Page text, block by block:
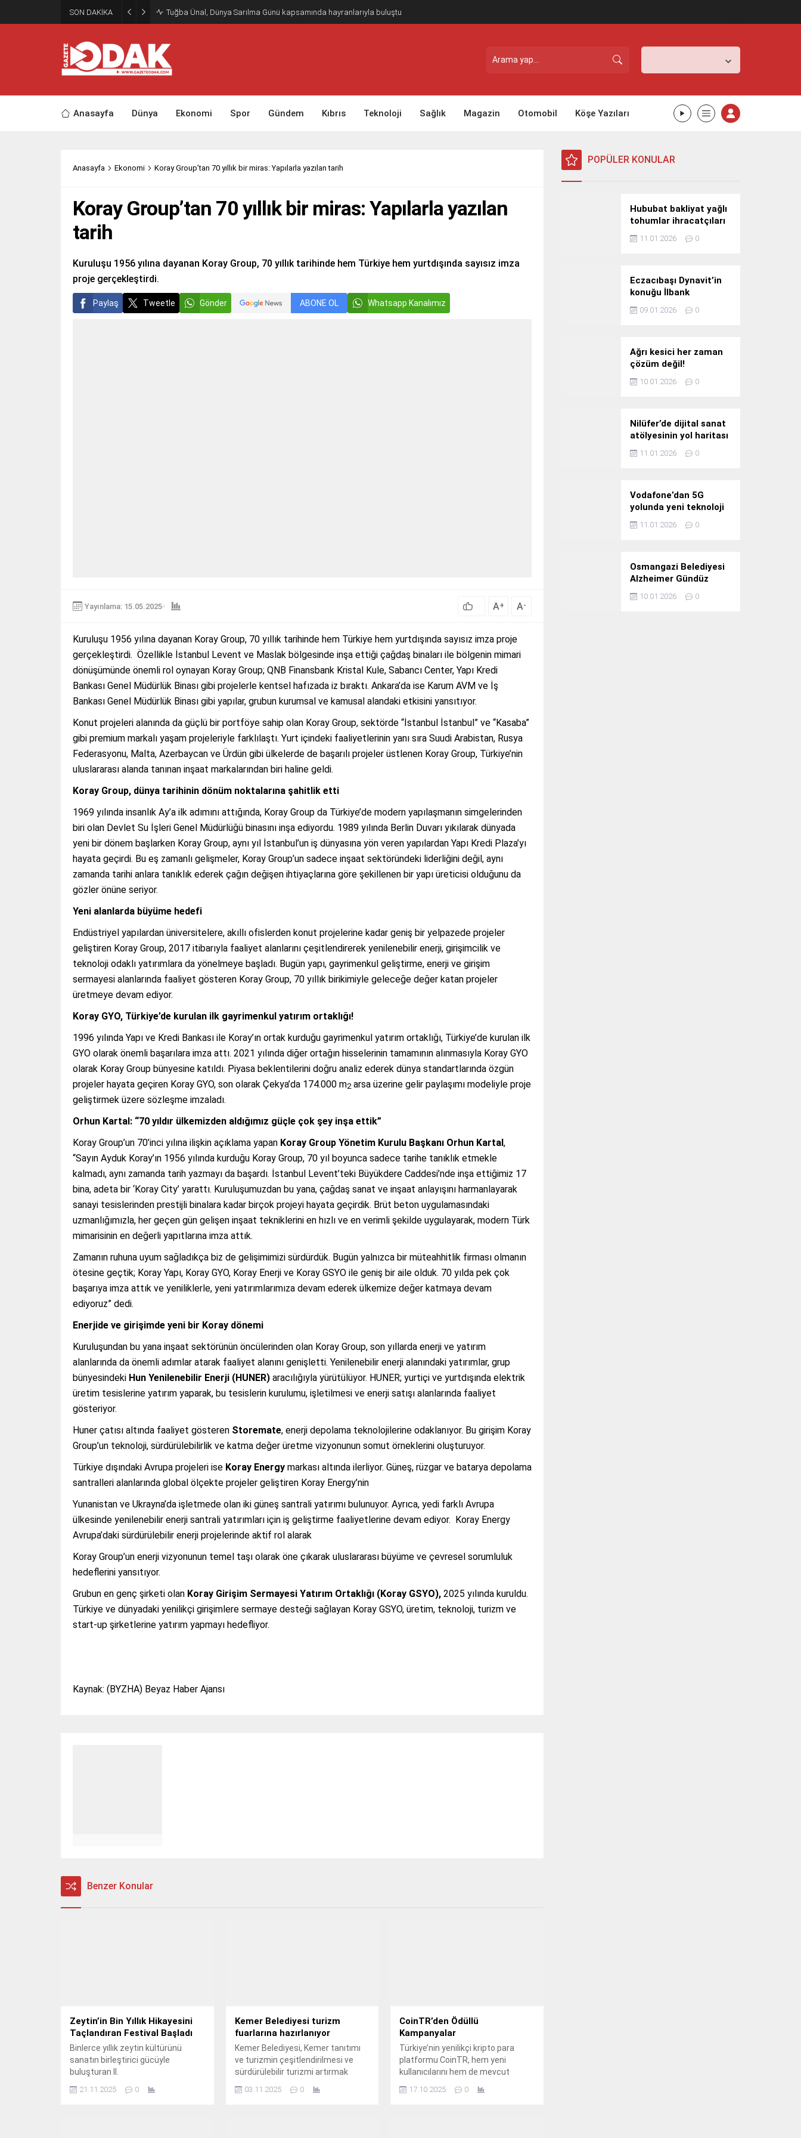
SON DAKİKA Tuğba Ünal, Dünya Sarılma Günü kapsamında hayranlarıyla buluştu
Anasayfa Dünya Ekonomi Spor Gündem Kıbrıs Teknoloji Sağlık Magazin Otomobil Köşe Yazıları
Anasayfa Ekonomi Koray Group’tan 70 yıllık bir miras: Yapılarla yazılan tarih
Koray Group’tan 70 yıllık bir miras: Yapılarla yazılan
tarih
Kuruluşu 1956 yılına dayanan Koray Group, 70 yıllık tarihinde hem Türkiye hem yurtdışında sayısız imza
proje gerçekleştirdi.
Paylaş Tweetle Gönder ABONE OL Whatsapp Kanalımız
Yayınlama: 15.05.2025 A+ A-
Kuruluşu 1956 yılına dayanan Koray Group, 70 yıllık tarihinde hem Türkiye hem yurtdışında sayısız imza proje
gerçekleştirdi. Özellikle İstanbul Levent ve Maslak bölgesinde inşa ettiği çağdaş binaları ile bölgenin mimari
dönüşümünde önemli rol oynayan Koray Group; QNB Finansbank Kristal Kule, Sabancı Center, Yapı Kredi
Bankası Genel Müdürlük Binası gibi projelerle kentsel hafızada iz bıraktı. Ankara’da ise Karum AVM ve İş
Bankası Genel Müdürlük Binası gibi yapılar, grubun kurumsal ve kamusal alandaki etkisini yansıtıyor.
Konut projeleri alanında da güçlü bir portföye sahip olan Koray Group, sektörde “İstanbul İstanbul” ve “Kasaba”
gibi premium markalı yaşam projeleriyle farklılaştı. Yurt içindeki faaliyetlerinin yanı sıra Suudi Arabistan, Rusya
Federasyonu, Malta, Azerbaycan ve Ürdün gibi ülkelerde de başarılı projeler üstlenen Koray Group, Türkiye’nin
uluslararası alanda tanınan inşaat markalarından biri haline geldi.
Koray Group, dünya tarihinin dönüm noktalarına şahitlik etti
1969 yılında insanlık Ay’a ilk adımını attığında, Koray Group da Türkiye’de modern yapılaşmanın simgelerinden
biri olan Devlet Su İşleri Genel Müdürlüğü binasını inşa ediyordu. 1989 yılında Berlin Duvarı yıkılarak dünyada
yeni bir dönem başlarken Koray Group, aynı yıl İstanbul’un iş dünyasına yön veren yapılardan Yapı Kredi Plaza’yı
hayata geçirdi. Bu eş zamanlı gelişmeler, Koray Group’un sadece inşaat sektöründeki liderliğini değil, aynı
zamanda tarihi anlara tanıklık ederek çağın değişen ihtiyaçlarına göre şekillenen bir yapı üreticisi olduğunu da
gözler önüne seriyor.
Yeni alanlarda büyüme hedefi
Endüstriyel yapılardan üniversitelere, akıllı ofislerden konut projelerine kadar geniş bir yelpazede projeler
geliştiren Koray Group, 2017 itibarıyla faaliyet alanlarını çeşitlendirerek yenilenebilir enerji, girişimcilik ve
teknoloji odaklı yatırımlara da yönelmeye başladı. Bugün yapı, gayrimenkul geliştirme, enerji ve girişim
sermayesi alanlarında faaliyet gösteren Koray Group, 70 yıllık birikimiyle geleceğe değer katan projeler
üretmeye devam ediyor.
Koray GYO, Türkiye’de kurulan ilk gayrimenkul yatırım ortaklığı!
1996 yılında Yapı ve Kredi Bankası ile Koray’ın ortak kurduğu gayrimenkul yatırım ortaklığı, Türkiye’de kurulan ilk
GYO olarak önemli başarılara imza attı. 2021 yılında diğer ortağın hisselerinin tamamının alınmasıyla Koray GYO
olarak Koray Group bünyesine katıldı. Piyasa beklentilerini doğru analiz ederek dünya standartlarında özgün
projeler hayata geçiren Koray GYO, son olarak Çekya’da 174.000 m2 arsa üzerine gelir paylaşımı modeliyle proje
geliştirmek üzere sözleşme imzaladı.
Orhun Kartal: “70 yıldır ülkemizden aldığımız güçle çok şey inşa ettik”
Koray Group’un 70’inci yılına ilişkin açıklama yapan Koray Group Yönetim Kurulu Başkanı Orhun Kartal,
“Sayın Ayduk Koray’ın 1956 yılında kurduğu Koray Group, 70 yıl boyunca sadece tarihe tanıklık etmekle
kalmadı, aynı zamanda tarih yazmayı da başardı. İstanbul Levent’teki Büyükdere Caddesi’nde inşa ettiğimiz 17
bina, adeta bir ‘Koray City’ yarattı. Kuruluşumuzdan bu yana, çağdaş sanat ve inşaat anlayışını harmanlayarak
sanayi tesislerinden prestijli binalara kadar birçok projeyi hayata geçirdik. Brüt beton uygulamasındaki
uzmanlığımızla, her geçen gün gelişen inşaat tekniklerini en hızlı ve en verimli şekilde uygulayarak, modern Türk
mimarisinin en değerli yapıtlarına imza attık.
Zamanın ruhuna uyum sağladıkça biz de gelişimimizi sürdürdük. Bugün yalnızca bir müteahhitlik firması olmanın
ötesine geçtik; Koray Yapı, Koray GYO, Koray Enerji ve Koray GSYO ile geniş bir aile olduk. 70 yılda pek çok
başarıya imza attık ve yeniliklerle, yeni yatırımlarımıza devam ederek ülkemize değer katmaya devam
ediyoruz” dedi.
Enerjide ve girişimde yeni bir Koray dönemi
Kuruluşundan bu yana inşaat sektörünün öncülerinden olan Koray Group, son yıllarda enerji ve yatırım
alanlarında da önemli adımlar atarak faaliyet alanını genişletti. Yenilenebilir enerji alanındaki yatırımlar, grup
bünyesindeki Hun Yenilenebilir Enerji (HUNER) aracılığıyla yürütülüyor. HUNER; yurtiçi ve yurtdışında elektrik
üretim tesislerine yatırım yaparak, bu tesislerin kurulumu, işletilmesi ve enerji satışı alanlarında faaliyet
gösteriyor.
Huner çatısı altında faaliyet gösteren Storemate, enerji depolama teknolojilerine odaklanıyor. Bu girişim Koray
Group’un teknoloji, sürdürülebilirlik ve katma değer üretme vizyonunun somut örneklerini oluşturuyor.
Türkiye dışındaki Avrupa projeleri ise Koray Energy markası altında ilerliyor. Güneş, rüzgar ve batarya depolama
santralleri alanlarında global ölçekte projeler geliştiren Koray Energy’nin
Yunanistan ve Ukrayna’da işletmede olan iki güneş santrali yatırımı bulunuyor. Ayrıca, yedi farklı Avrupa
ülkesinde yenilenebilir enerji santrali yatırımları için iş geliştirme faaliyetlerine devam ediyor. Koray Energy
Avrupa’daki sürdürülebilir enerji projelerinde aktif rol alarak
Koray Group’un enerji vizyonunun temel taşı olarak öne çıkarak uluslararası büyüme ve çevresel sorumluluk
hedeflerini yansıtıyor.
Grubun en genç şirketi olan Koray Girişim Sermayesi Yatırım Ortaklığı (Koray GSYO), 2025 yılında kuruldu.
Türkiye ve dünyadaki yenilikçi girişimlere sermaye desteği sağlayan Koray GSYO, üretim, teknoloji, turizm ve
start-up şirketlerine yatırım yapmayı hedefliyor.
Kaynak: (BYZHA) Beyaz Haber Ajansı
Benzer Konular
Zeytin’in Bin Yıllık Hikayesini
Taçlandıran Festival Başladı
Binlerce yıllık zeytin kültürünü
sanatın birleştirici gücüyle
buluşturan II.
21.11.2025 0
Kemer Belediyesi turizm
fuarlarına hazırlanıyor
Kemer Belediyesi, Kemer tanıtımı
ve turizmin çeşitlendirilmesi ve
sürdürülebilir turizmi artırmak
amacıyla 2026'da yapılacak olan
turizm fuarlarına hazırlanıyor.
03.11.2025 0
CoinTR’den Ödüllü
Kampanyalar
Türkiye’nin yenilikçi kripto para
platformu CoinTR, hem yeni
kullanıcılarını hem de mevcut
üyelerini ödüllendirmek üzere iki
ayrı kampanya başlattı.
17.10.2025 0
POPÜLER KONULAR
Hububat bakliyat yağlı
tohumlar ihracatçıları
Güney Kore yolcusu
11.01.2026 0
Eczacıbaşı Dynavit’in
konuğu İlbank
09.01.2026 0
Ağrı kesici her zaman
çözüm değil!
10.01.2026 0
Nilüfer’de dijital sanat
atölyesinin yol haritası
konuşuldu
11.01.2026 0
Vodafone’dan 5G
yolunda yeni teknoloji
yatırımı
11.01.2026 0
Osmangazi Belediyesi
Alzheimer Gündüz
Bakım Evi 3. Yılını
Kutladı
10.01.2026 0